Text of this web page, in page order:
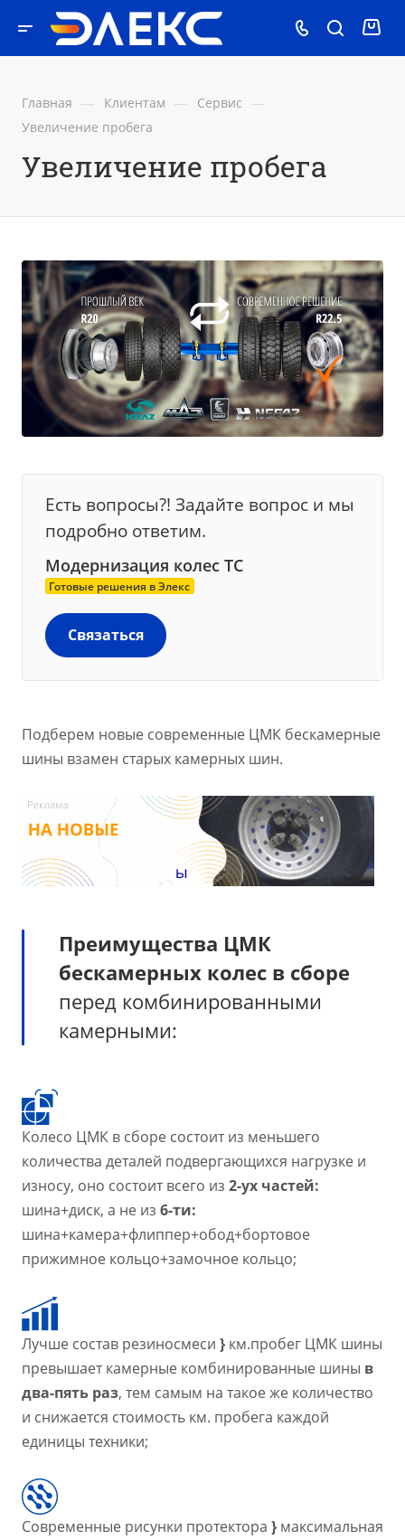
Главная — Клиентам — Сервис —
Увеличение пробега
Увеличение пробега
Есть вопросы?! Задайте вопрос и мы
подробно ответим.
Модернизация колес ТС
Готовые решения в Элекс
Связаться
Подберем новые современные ЦМК бескамерные
шины взамен старых камерных шин.
Преимущества ЦМК
бескамерных колес в сборе
перед комбинированными
камерными:
Колесо ЦМК в сборе состоит из меньшего
количества деталей подвергающихся нагрузке и
износу, оно состоит всего из 2-ух частей:
шина+диск, а не из 6-ти:
шина+камера+флиппер+обод+бортовое
прижимное кольцо+замочное кольцо;
Лучше состав резиносмеси } км.пробег ЦМК шины
превышает камерные комбинированные шины в
два-пять раз, тем самым на такое же количество
и снижается стоимость км. пробега каждой
единицы техники;
Современные рисунки протектора } максимальная